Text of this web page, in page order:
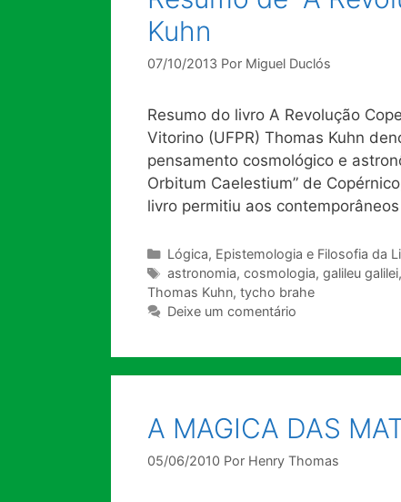
Kuhn
07/10/2013 Por Miguel Duclós
Resumo do livro A Revolução
Vitorino (UFPR) Thomas Kuhn
pensamento cosmológico e
Orbitum Caelestium” de
livro permitiu aos
Categorias
Lógica, Epistemologia e Filosofia da
Tags
astronomia, cosmologia, galileu galilei,
Thomas Kuhn, tycho brahe
Deixe um comentário
A MAGICA DAS
05/06/2010 Por Henry Thomas